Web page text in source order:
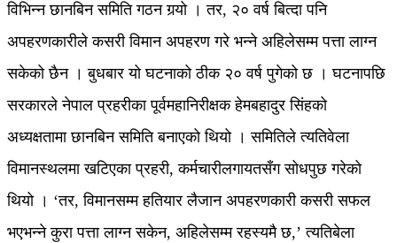
विभिन्न छानबिन समिति गठन गर्‍यो । तर, २० वर्ष बित्दा पनि
अपहरणकारीले कसरी विमान अपहरण गरे भन्ने अहिलेसम्म पत्ता लाग्न
सकेको छैन । बुधबार यो घटनाको ठीक २० वर्ष पुगेको छ । घटनापछि
सरकारले नेपाल प्रहरीका पूर्वमहानिरीक्षक हेमबहादुर सिंहको
अध्यक्षतामा छानबिन समिति बनाएको थियो । समितिले त्यतिवेला
विमानस्थलमा खटिएका प्रहरी, कर्मचारीलगायतसँग सोधपुछ गरेको
थियो । ‘तर, विमानसम्म हतियार लैजान अपहरणकारी कसरी सफल
भएभन्ने कुरा पत्ता लाग्न सकेन, अहिलेसम्म रहस्यमै छ,’ त्यतिबेला